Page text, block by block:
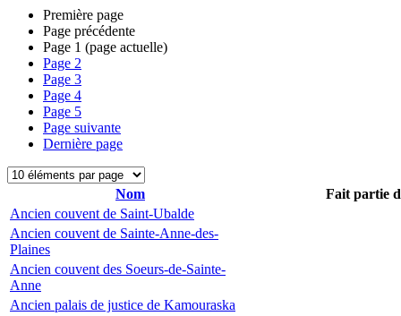
Première page
Page précédente
Page 1 (page actuelle)
Page 2
Page 3
Page 4
Page 5
Page suivante
Dernière page
Nom
Fait partie
Ancien couvent de Saint-Ubalde
Ancien couvent de Sainte-Anne-des-
Plaines
Ancien couvent des Soeurs-de-Sainte-
Anne
Ancien palais de justice de Kamouraska